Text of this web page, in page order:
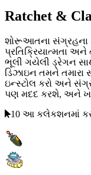
Ratchet &
શોરૂઆતના સંગ્રહના
પ્રતિક્રિયાત્મતા
ભૂલી ગયેલી ડ્રેગન
ડિઝાઇન તમને
ઇન્સ્ટોલ કરો અને
પણ મદદ કરશે, અને
10 આ કલેકશનમાં